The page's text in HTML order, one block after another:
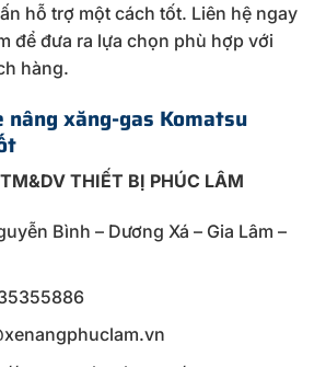
hỗ trợ một cách tốt. Liên hệ ngay
để đưa ra lựa chọn phù hợp với
hàng.
nâng xăng-gas Komatsu
THIẾT BỊ PHÚC LÂM
Bình – Dương Xá – Gia Lâm –